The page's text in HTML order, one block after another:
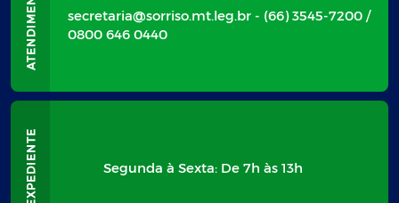
secretaria@sorriso.mt.leg.br - (66) 3545-7200 /
0800 646 0440
Segunda à Sexta: De 7h às 13h